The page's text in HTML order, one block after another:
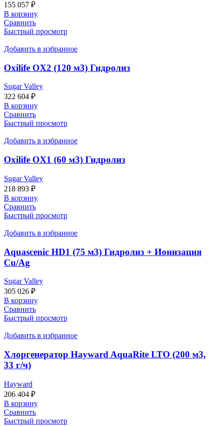
155 057 ₽
В корзину
Сравнить
Быстрый просмотр
Добавить в избранное
Oxilife OX2 (120 м3) Гидролиз
Sugar Valley
322 604 ₽
В корзину
Сравнить
Быстрый просмотр
Добавить в избранное
Oxilife OX1 (60 м3) Гидролиз
Sugar Valley
218 893 ₽
В корзину
Сравнить
Быстрый просмотр
Добавить в избранное
Aquascenic HD1 (75 м3) Гидролиз + Ионизация
Cu/Ag
Sugar Valley
305 026 ₽
В корзину
Сравнить
Быстрый просмотр
Добавить в избранное
Хлоргенератор Hayward AquaRite LTO (200 м3,
33 г/ч)
Hayward
206 404 ₽
В корзину
Сравнить
Быстрый просмотр